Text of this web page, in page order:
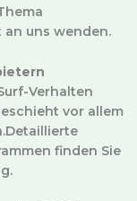
uns wenden.
Verhalten
vor allem
finden Sie